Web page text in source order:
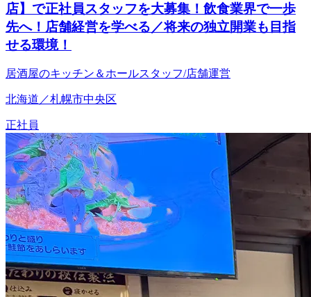
店】で正社員スタッフを大募集！飲食業界で一歩
先へ！店舗経営を学べる／将来の独立開業も目指
せる環境！
居酒屋のキッチン＆ホールスタッフ/店舗運営
北海道／札幌市中央区
正社員